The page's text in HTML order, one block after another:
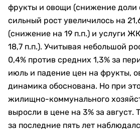
фрукты и овощи (снижение доли
сильный рост увеличилось на
(снижение на 19 п.п.) и услуги
18,7 п.п.). Учитывая небольшой
0,4% против средних 1,3% за
июль и падение цен на фрукты,
динамика обоснована. Но при
жилищно-коммунального
выросли в цене на 3% за август.
за последние пять лет